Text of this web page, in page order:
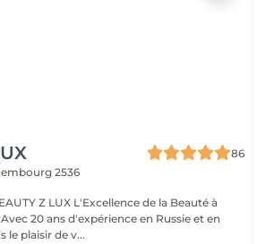
86
2536
Z LUX L'Excellence de la Beauté à
le plaisir de v...